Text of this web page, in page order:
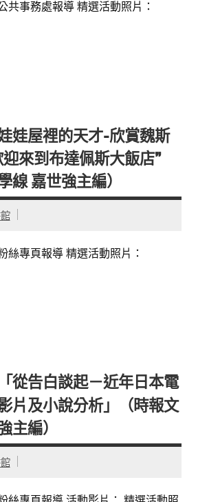
共事務處報導 精選活動照片：
娃屋裡的天才-欣賞魏斯
來到布達佩斯大飯店”
線 嘉世強主編）
絲專頁報導 精選活動照片：
從告白談起－近年日本電
片及小說分析」（時報文
主編）